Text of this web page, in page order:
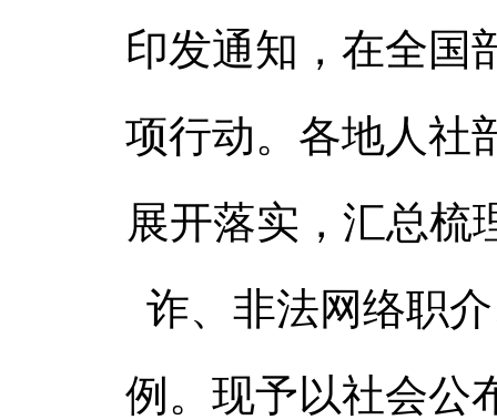
印发通知，在全国
项行动。各地人社
展开落实，汇总梳
诈、非法网络职
例。现予以社会公